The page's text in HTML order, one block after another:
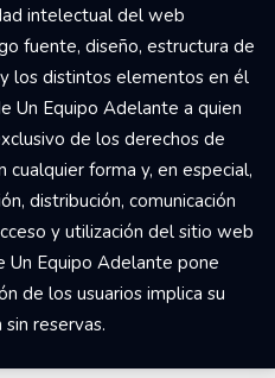
intelectual del web
fuente, diseño, estructura de
los distintos elementos en él
Un Equipo Adelante a quien
de los derechos de
forma y, en especial,
distribución, comunicación
y utilización del sitio web
Un Equipo Adelante pone
de los usuarios implica su
reservas.